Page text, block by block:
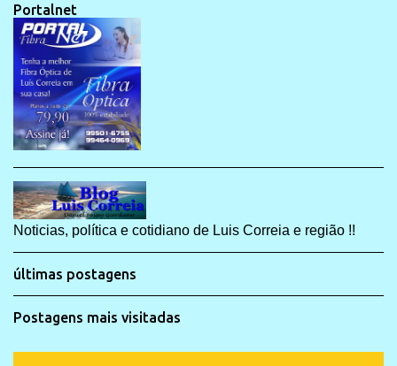
Portalnet
Noticias, política e cotidiano de Luis Correia e região !!
últimas postagens
Postagens mais visitadas